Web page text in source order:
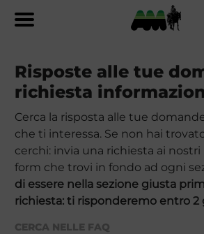
Risposte alle tue
richiesta
Cerca la risposta alle tue
che ti interessa. Se non hai
cerchi: invia una richiesta ai
form che trovi in fondo ad ogni
di essere nella sezione giusta
richiesta: ti risponderemo entro 2
CERCA NELLE FAQ